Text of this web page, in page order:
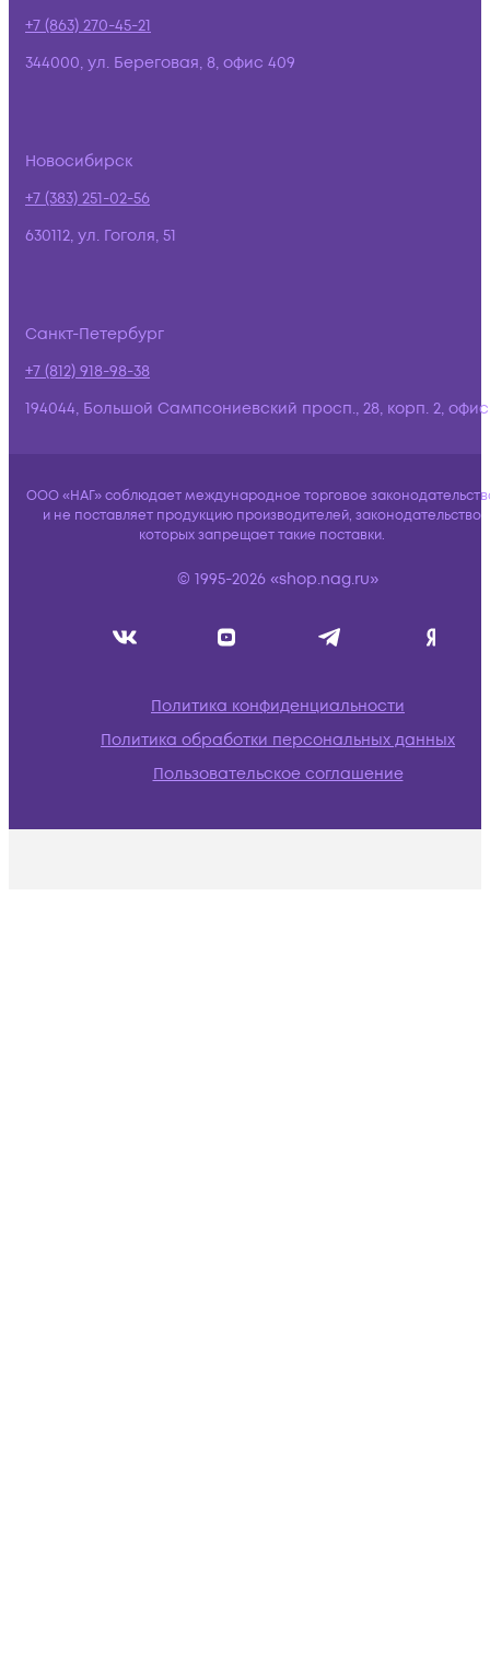
+7 (863) 270-45-21
344000, ул. Береговая, 8, офис 409
Новосибирск
+7 (383) 251-02-56
630112, ул. Гоголя, 51
Санкт-Петербург
+7 (812) 918-98-38
194044, Большой Сампсониевский просп., 28, корп. 2,
ООО «НАГ» соблюдает международное торговое
и не поставляет продукцию производителей, законодательство
которых запрещает такие поставки.
© 1995-2026 «shop.nag.ru»
Политика конфиденциальности
Политика обработки персональных данных
Пользовательское соглашение